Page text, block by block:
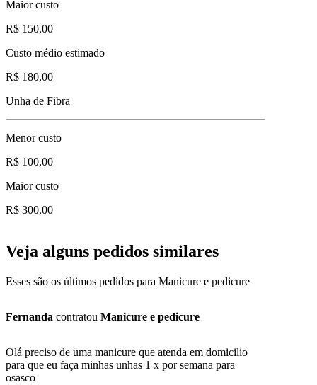
Maior custo
R$ 150,00
Custo médio estimado
R$ 180,00
Unha de Fibra
Menor custo
R$ 100,00
Maior custo
R$ 300,00
Veja alguns pedidos similares
Esses são os últimos pedidos para Manicure e pedicure
Fernanda contratou Manicure e pedicure
Olá preciso de uma manicure que atenda em domicilio
para que eu faça minhas unhas 1 x por semana para
osasco